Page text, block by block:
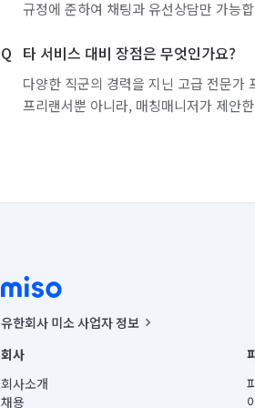
규정에 준하여 채팅과 유선상담만 가능
타 서비스 대비 장점은 무엇인가요?
다양한 직군의 경력을 지닌 고급 전문가
프리랜서뿐 아니라, 매칭매니저가 제안
유한회사 미소 사업자 정보
사업자등록번호 : 291-87-00271 | 인허가번호 :
통신판매신고번호 : 2024-서울종로-1400(공정거래
대표이사 : CHING VICTOR COLUMBIA RHEE
주소 | 본사: 서울특별시 종로구 율곡로 6(중학동, 트
회사
회사소개
채용